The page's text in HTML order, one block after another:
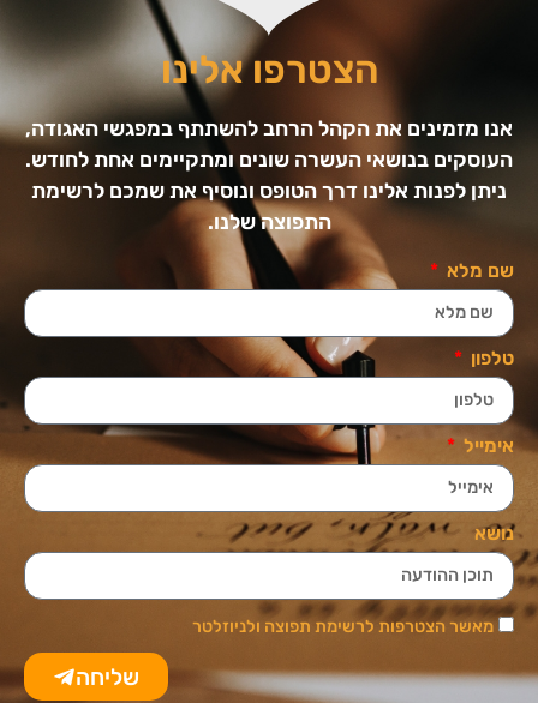
הצטרפו אלינו
אנו מזמינים את הקהל הרחב להשתתף במפגשי האגודה,
העוסקים בנושאי העשרה שונים ומתקיימים אחת לחודש.
ניתן לפנות אלינו דרך הטופס ונוסיף את שמכם לרשימת
התפוצה שלנו.
שם מלא
טלפון
אימייל
נושא
מאשר הצטרפות לרשימת תפוצה ולניוזלטר
שליחה